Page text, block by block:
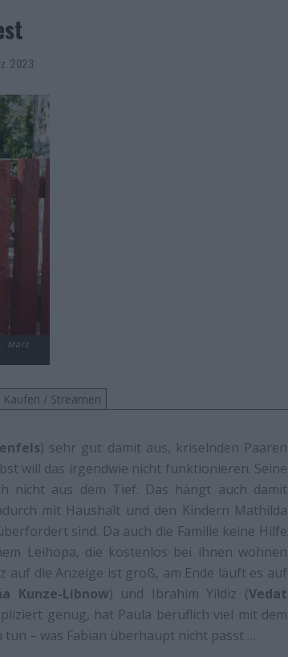
2023
März
Kaufen / Streamen
) sehr gut damit aus, kriselnden Paaren
will das irgendwie nicht funktionieren. Seine
nicht aus dem Tief. Das hängt auch damit
mit Haushalt und den Kindern Mathilda
sind. Da auch die Familie keine Hilfe
Leihopa, die kostenlos bei ihnen wohnen
auf die Anzeige ist groß, am Ende läuft es auf
Kunze-Libnow) und Ibrahim Yildiz (Vedat
genug, hat Paula beruflich viel mit dem
tun – was Fabian überhaupt nicht passt …